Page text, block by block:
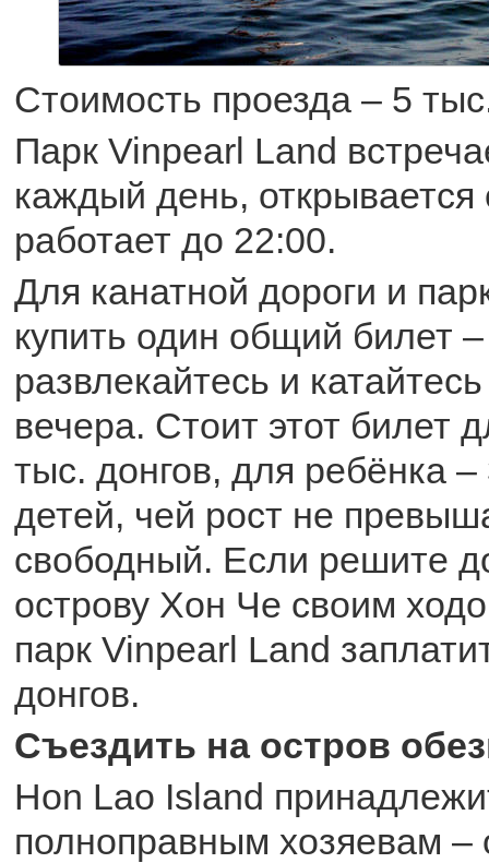
Стоимость проезда – 5
Парк Vinpearl Land
каждый день, открывается
работает до 22:00.
Для канатной дороги и
купить один общий билет
развлекайтесь и
вечера. Стоит этот билет
тыс. донгов, для ребёнка
детей, чей рост не
свободный. Если решите
острову Хон Че своим
парк Vinpearl Land
донгов.
Съездить на остров
Hon Lao Island
полноправным хозяевам –